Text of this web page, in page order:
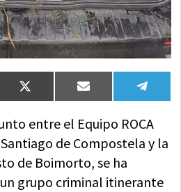
Compartir
en
X
(Twitter)
Compartir
en
Email
en
entre el Equipo ROCA
de Compostela y la
de Boimorto, se ha
grupo criminal itinerante